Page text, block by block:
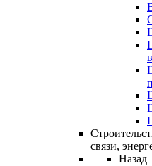
связи,
Назад